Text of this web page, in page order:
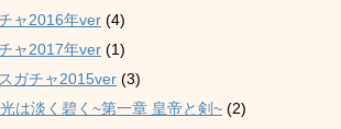
ャ2016年ver (4)
ャ2017年ver (1)
ガチャ2015ver (3)
は淡く碧く~第一章 皇帝と剣~ (2)